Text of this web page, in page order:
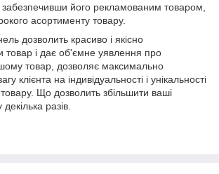
забезпечивши його рекламованим товаром,
асортименту товару.
дозволить красиво і якісно
товар і дає об'ємне уявлення про
товар, дозволяє максимально
клієнта на індивідуальності і унікальності
Що дозволить збільшити ваші
разів.